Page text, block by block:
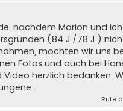
nachdem Marion und
(84 J./78 J.)
möchten wir uns
Fotos und auch bei
herzlich bedanken.
Rufe